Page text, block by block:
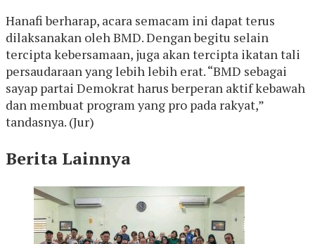
Hanafi berharap, acara semacam ini dapat terus
dilaksanakan oleh BMD. Dengan begitu selain
tercipta kebersamaan, juga akan tercipta ikatan tali
persaudaraan yang lebih lebih erat. “BMD sebagai
sayap partai Demokrat harus berperan aktif kebawah
dan membuat program yang pro pada rakyat,”
tandasnya. (Jur)
Berita Lainnya